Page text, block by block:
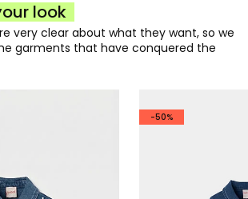
look
very clear about what they want, so we
garments that have conquered the
-50%